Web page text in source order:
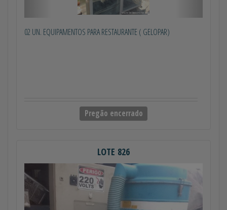
02 UN. EQUIPAMENTOS PARA RESTAURANTE ( GELOPAR)
Pregão encerrado
LOTE 826